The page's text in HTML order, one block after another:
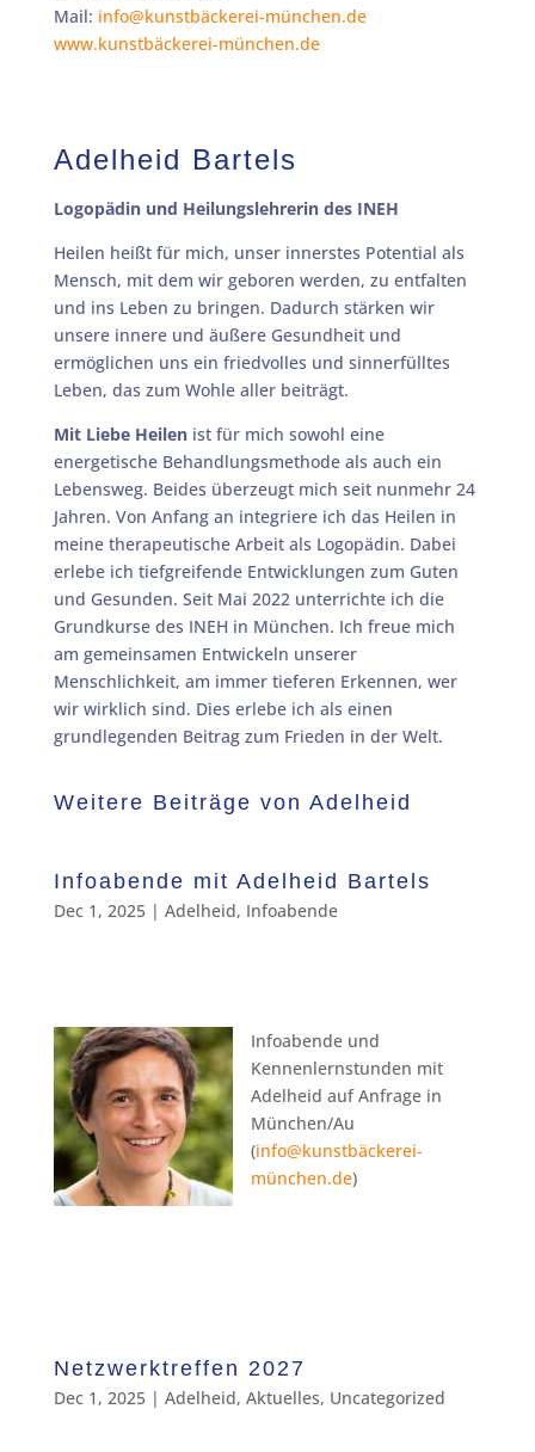
Mail: info@kunstbäckerei-münchen.de
www.kunstbäckerei-münchen.de
Adelheid Bartels
Logopädin und Heilungslehrerin des INEH
Heilen heißt für mich, unser innerstes Potential als
Mensch, mit dem wir geboren werden, zu entfalten
und ins Leben zu bringen. Dadurch stärken wir
unsere innere und äußere Gesundheit und
ermöglichen uns ein friedvolles und sinnerfülltes
Leben, das zum Wohle aller beiträgt.
Mit Liebe Heilenist für mich sowohl eine
energetische Behandlungsmethode als auch ein
Lebensweg. Beides überzeugt mich seit nunmehr 24
Jahren. Von Anfang an integriere ich das Heilen in
meine therapeutische Arbeit als Logopädin. Dabei
erlebe ich tiefgreifende Entwicklungen zum Guten
und Gesunden. Seit Mai 2022 unterrichte ich die
Grundkurse des INEH in München. Ich freue mich
am gemeinsamen Entwickeln unserer
Menschlichkeit, am immer tieferen Erkennen, wer
wir wirklich sind. Dies erlebe ich als einen
grundlegenden Beitrag zum Frieden in der Welt.
Weitere Beiträge von Adelheid
Infoabende mit Adelheid Bartels
Dec 1, 2025| Adelheid, Infoabende
Infoabende und
Kennenlernstunden mit
Adelheid auf Anfrage in
München/Au
(info@kunstbäckerei-
münchen.de)
Netzwerktreffen 2027
Dec 1, 2025| Adelheid, Aktuelles, Uncategorized